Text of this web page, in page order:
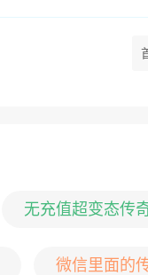
无充值超变态传
微信里面的